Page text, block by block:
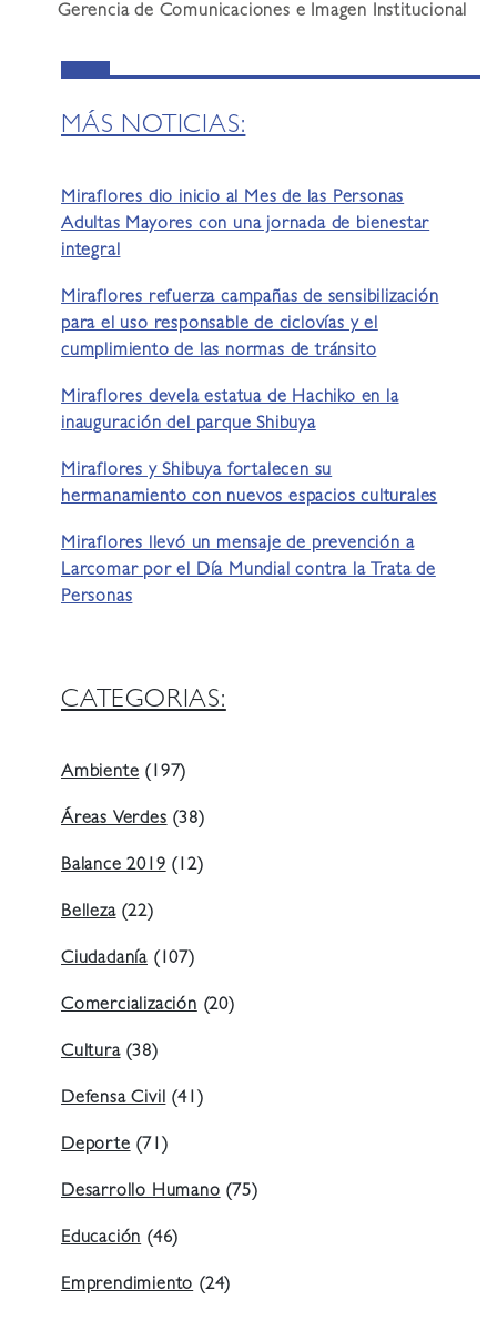
Gerencia de Comunicaciones e Imagen Institucional
MÁS NOTICIAS:
Miraflores dio inicio al Mes de las Personas
Adultas Mayores con una jornada de bienestar
integral
Miraflores refuerza campañas de sensibilización
para el uso responsable de ciclovías y el
cumplimiento de las normas de tránsito
Miraflores devela estatua de Hachiko en la
inauguración del parque Shibuya
Miraflores y Shibuya fortalecen su
hermanamiento con nuevos espacios culturales
Miraflores llevó un mensaje de prevención a
Larcomar por el Día Mundial contra la Trata de
Personas
CATEGORIAS:
Ambiente (197)
Áreas Verdes (38)
Balance 2019 (12)
Belleza(22)
Ciudadanía (107)
Comercialización (20)
Cultura(38)
Defensa Civil (41)
Deporte (71)
Desarrollo Humano (75)
Educación (46)
Emprendimiento (24)